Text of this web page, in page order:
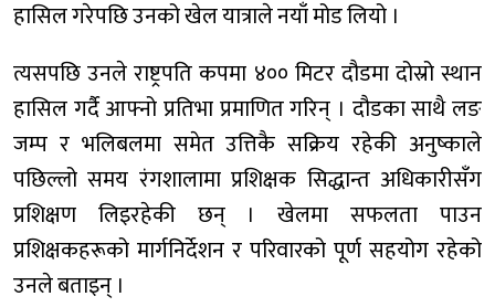
हासिल गरेपछि उनको खेल यात्राले नयाँ मोड लियो ।
त्यसपछि उनले राष्ट्रपति कपमा ४०० मिटर दौडमा दोस्रो स्थान
हासिल गर्दै आफ्नो प्रतिभा प्रमाणित गरिन् । दौडका साथै लङ
जम्प र भलिबलमा समेत उत्तिकै सक्रिय रहेकी अनुष्काले
पछिल्लो समय रंगशालामा प्रशिक्षक सिद्धान्त अधिकारीसँग
प्रशिक्षण लिइरहेकी छन् । खेलमा सफलता पाउन
प्रशिक्षकहरूको मार्गनिर्देशन र परिवारको पूर्ण सहयोग रहेको
उनले बताइन् ।